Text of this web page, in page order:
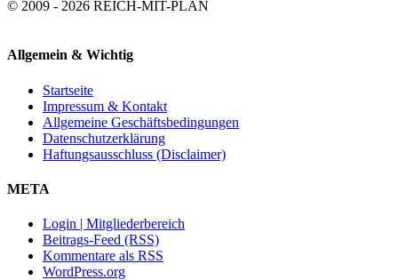
© 2009 - 2026 REICH-MIT-PLAN
Allgemein & Wichtig
Startseite
Impressum & Kontakt
Allgemeine Geschäftsbedingungen
Datenschutzerklärung
Haftungsausschluss (Disclaimer)
META
Login | Mitgliederbereich
Beitrags-Feed (RSS)
Kommentare als RSS
WordPress.org